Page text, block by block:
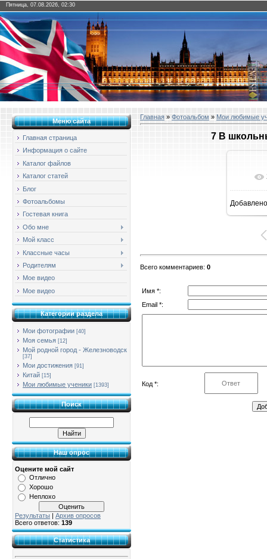
Пятница, 07.08.2026, 02:30
Меню сайта
Главная страница
Информация о сайте
Каталог файлов
Каталог статей
Блог
Фотоальбомы
Гостевая книга
Обо мне
Мой класс
Классные часы
Родителям
Мое видео
Мое видео
Категории раздела
Мои фотографии [40]
Моя семья [12]
Мой родной город - Железноводск
[37]
Мои достижения [91]
Китай [15]
Мои любимые ученики [1393]
Поиск
Наш опрос
Оцените мой сайт
Отлично
Хорошо
Неплохо
Результаты | Архив опросов
Всего ответов: 139
Статистика
Главная » Фотоальбом » Мои любимые
7 В
Добавлено
Всего комментариев: 0
Имя *:
Email *:
Код *: